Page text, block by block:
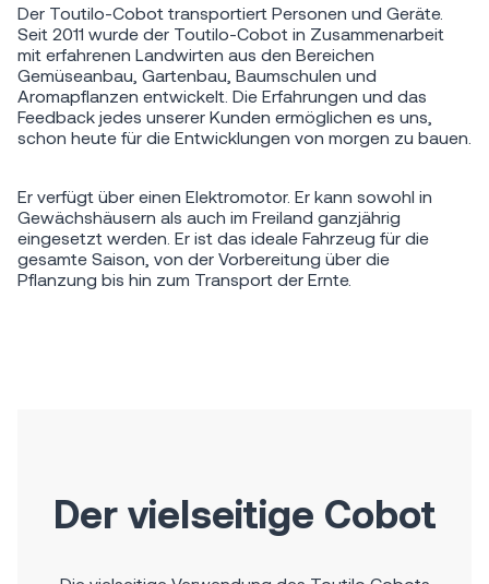
Der Toutilo-Cobot transportiert Personen und Geräte.
Seit 2011 wurde der Toutilo-Cobot in Zusammenarbeit
mit erfahrenen Landwirten aus den Bereichen
Gemüseanbau, Gartenbau, Baumschulen und
Aromapflanzen entwickelt. Die Erfahrungen und das
Feedback jedes unserer Kunden ermöglichen es uns,
schon heute für die Entwicklungen von morgen zu bauen.
Er verfügt über einen Elektromotor. Er kann sowohl in
Gewächshäusern als auch im Freiland ganzjährig
eingesetzt werden. Er ist das ideale Fahrzeug für die
gesamte Saison, von der Vorbereitung über die
Pflanzung bis hin zum Transport der Ernte.
Der vielseitige Cobot